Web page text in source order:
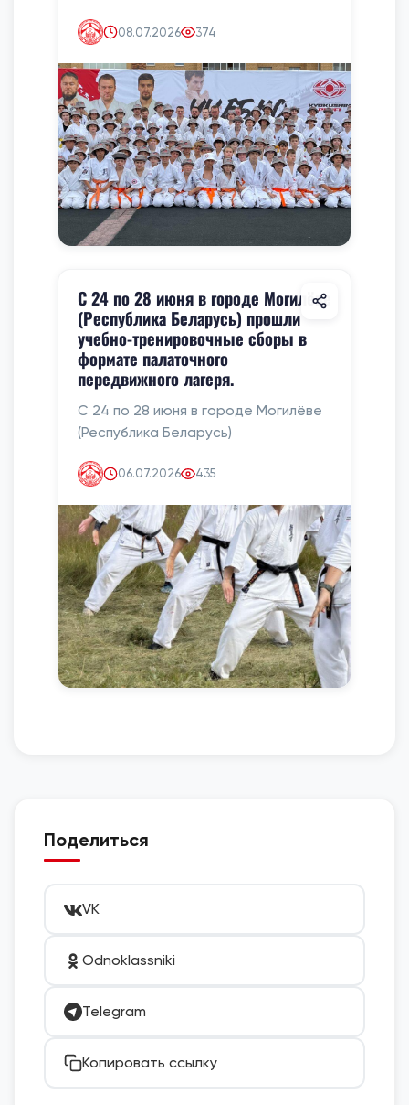
08.07.2026 374
С 24 по 28 июня в городе Могилёве
(Республика Беларусь) прошли
учебно-тренировочные сборы в
формате палаточного
передвижного лагеря.
С 24 по 28 июня в городе Могилёве
(Республика Беларусь)
06.07.2026 435
Поделиться
VK
Odnoklassniki
Telegram
Копировать ссылку